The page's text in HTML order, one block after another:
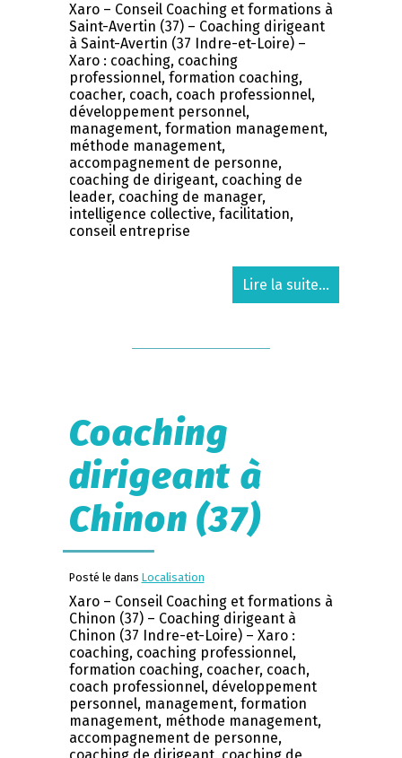
Xaro – Conseil Coaching et formations à
Saint-Avertin (37) – Coaching dirigeant
à Saint-Avertin (37 Indre-et-Loire) –
Xaro : coaching, coaching
professionnel, formation coaching,
coacher, coach, coach professionnel,
développement personnel,
management, formation management,
méthode management,
accompagnement de personne,
coaching de dirigeant, coaching de
leader, coaching de manager,
intelligence collective, facilitation,
conseil entreprise
Lire la suite...
Coaching
dirigeant à
Chinon (37)
Posté le dans Localisation
Xaro – Conseil Coaching et formations à
Chinon (37) – Coaching dirigeant à
Chinon (37 Indre-et-Loire) – Xaro :
coaching, coaching professionnel,
formation coaching, coacher, coach,
coach professionnel, développement
personnel, management, formation
management, méthode management,
accompagnement de personne,